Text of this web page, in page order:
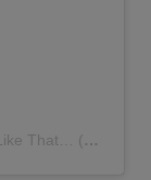
Una publicación compartida por And Just Like That… (@justlikethatmax)